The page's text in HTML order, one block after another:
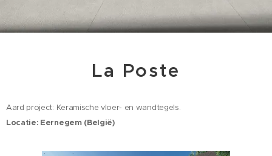
La Poste
Aard project: Keramische vloer- en wandtegels.
Locatie: Eernegem (België)